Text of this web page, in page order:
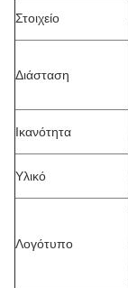
Στοιχείο
Διάσταση
Ικανότητα
Υλικό
Λογότυπο